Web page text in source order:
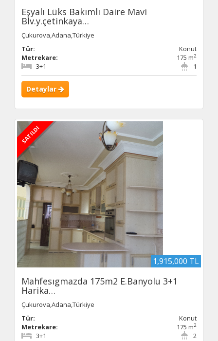
Eşyalı Lüks Bakımlı Daire Mavi
Blv.y.çetinkaya…
Çukurova,Adana,Türkiye
Tür:
Konut
Metrekare:
175 m2
1
3+1
Detaylar
SATILDI
1,915,000 TL
Mahfesıgmazda 175m2 E.Banyolu 3+1
Harika…
Çukurova,Adana,Türkiye
Tür:
Konut
Metrekare:
175 m2
2
3+1